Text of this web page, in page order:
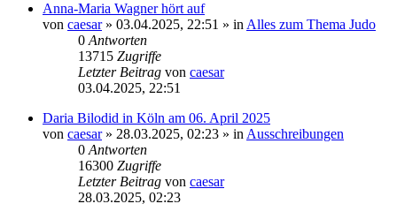
Anna-Maria Wagner hört auf
von caesar» 03.04.2025, 22:51 » in Alles zum Thema Judo
0 Antworten
13715 Zugriffe
Letzter Beitrag von caesar
03.04.2025, 22:51
Daria Bilodid in Köln am 06. April 2025
von caesar» 28.03.2025, 02:23 » in Ausschreibungen
0 Antworten
16300 Zugriffe
Letzter Beitrag von caesar
28.03.2025, 02:23